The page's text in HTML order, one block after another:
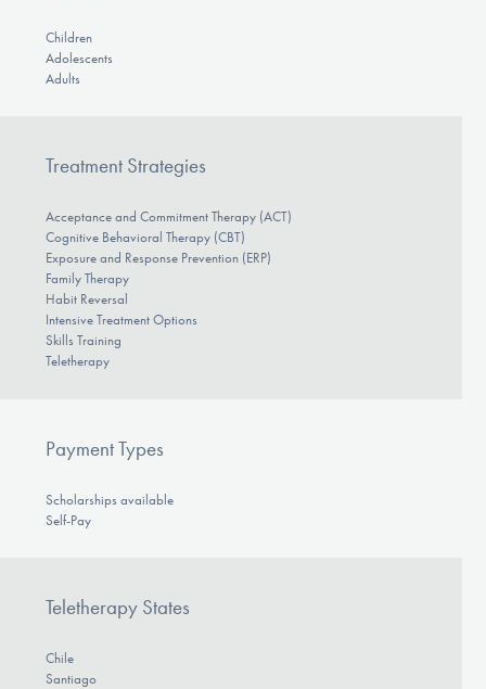
Children
Adolescents
Adults
Treatment Strategies
Acceptance and Commitment Therapy (ACT)
Cognitive Behavioral Therapy (CBT)
Exposure and Response Prevention (ERP)
Family Therapy
Habit Reversal
Intensive Treatment Options
Skills Training
Teletherapy
Payment Types
Scholarships available
Self-Pay
Teletherapy States
Chile
Santiago